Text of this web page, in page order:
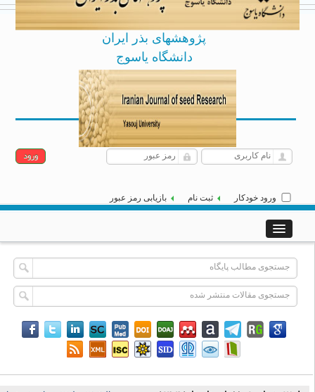
پژوهشهای بذر ایران
دانشگاه یاسوج
|
English
[Archive ]
ورود خودکار ثبت نام بازیابی رمز عبور